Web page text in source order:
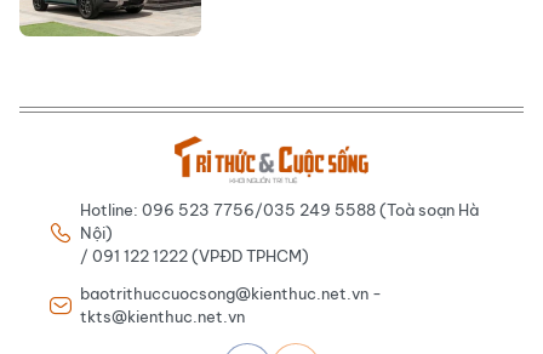
Hotline: 096 523 7756/035 249 5588 (Toà soạn Hà
Nội)
/ 091 122 1222 (VPĐD TPHCM)
baotrithuccuocsong@kienthuc.net.vn -
tkts@kienthuc.net.vn